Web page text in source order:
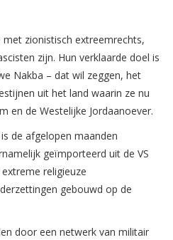
zionistisch extreemrechts,
zijn. Hun verklaarde doel is
Nakba – dat wil zeggen, het
uit het land waarin ze nu
en de Westelijke Jordaanoever.
de afgelopen maanden
geïmporteerd uit de VS
religieuze
gebouwd op de
door een netwerk van militair